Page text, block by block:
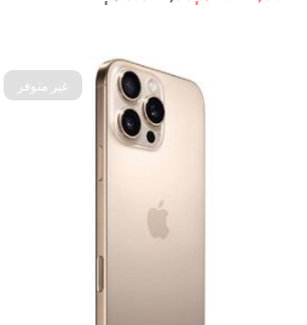
غير متوفر